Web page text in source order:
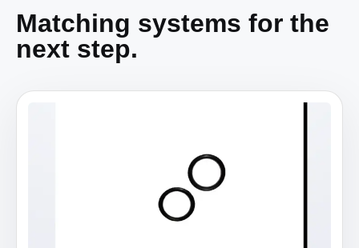
Matching systems for the
next step.